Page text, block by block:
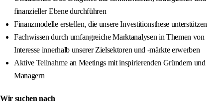
finanzieller Ebene durchführen
Finanzmodelle erstellen, die unsere Investitionsthese unterstützen
Fachwissen durch umfangreiche Marktanalysen in Themen von
Interesse innerhalb unserer Zielsektoren und -märkte erwerben
Aktive Teilnahme an Meetings mit inspirierenden Gründern und
Managern
Wir suchen nach